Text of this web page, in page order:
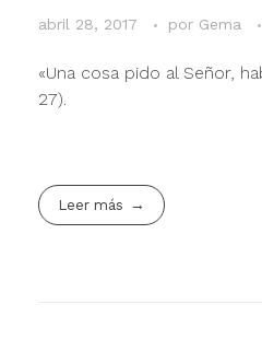
abril 28, 2017 por Gema
«Una cosa pido al Señor,
27).
Leer más